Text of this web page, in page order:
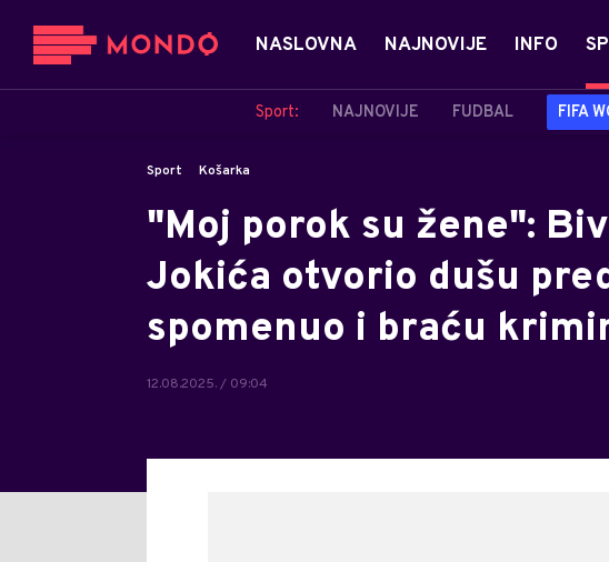
NASLOVNA NAJNOVIJE INFO
Sport: NAJNOVIJE FUDBAL FIFA
Sport Košarka
"Moj porok su žene":
Jokića otvorio dušu
spomenuo i braću
12.08.2025. / 09:04